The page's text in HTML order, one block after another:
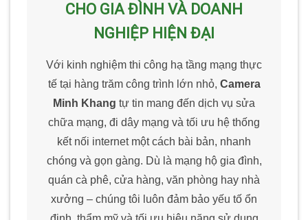
CHO GIA ĐÌNH VÀ DOANH
NGHIỆP HIỆN ĐẠI
Với kinh nghiệm thi công hạ tầng mạng thực
tế tại hàng trăm công trình lớn nhỏ, Camera
Minh Khang tự tin mang đến dịch vụ sửa
chữa mạng, đi dây mạng và tối ưu hệ thống
kết nối internet một cách bài bản, nhanh
chóng và gọn gàng. Dù là mạng hộ gia đình,
quán cà phê, cửa hàng, văn phòng hay nhà
xưởng – chúng tôi luôn đảm bảo yếu tố ổn